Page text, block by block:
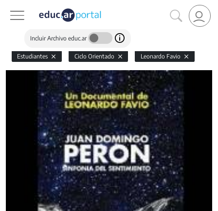
Incluir Archivo educ.ar
Estudiantes Ciclo Orientado Leonardo Favio